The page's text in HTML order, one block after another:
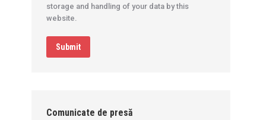
storage and handling of your data by this
website.
Submit
Comunicate de presă